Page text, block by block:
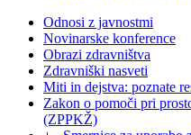
Odnosi z javnostmi
Novinarske konference
Obrazi zdravništva
Zdravniški nasveti
Miti in dejstva: poznate
Zakon o pomoči pri
(ZPPKŽ)